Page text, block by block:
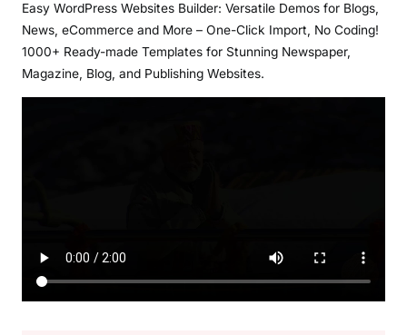
Easy WordPress Websites Builder: Versatile Demos for Blogs,
News, eCommerce and More – One-Click Import, No Coding!
1000+ Ready-made Templates for Stunning Newspaper,
Magazine, Blog, and Publishing Websites.